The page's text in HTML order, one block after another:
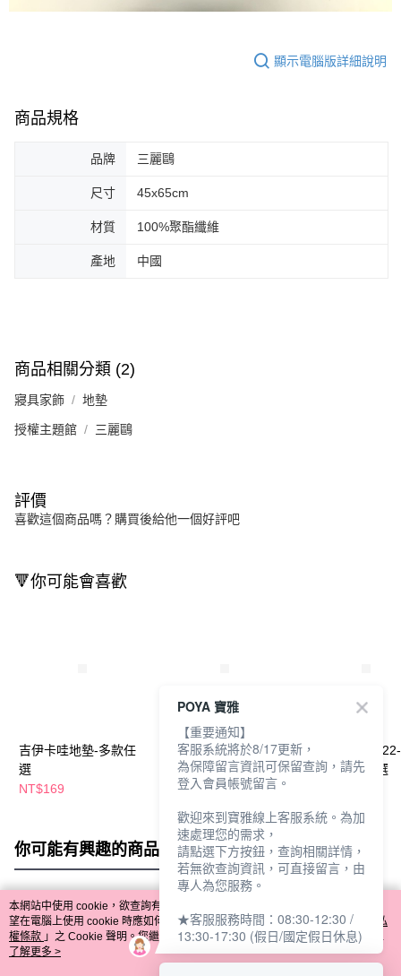
顯示電腦版詳細說明
商品規格
品牌 三麗鷗
尺寸 45x65cm
材質 100%聚酯纖維
產地 中國
商品相關分類 (2)
寢具家飾 地墊
授權主題館 三麗鷗
評價
喜歡這個商品嗎？購買後給他一個好評吧
🔻你可能會喜歡
吉伊卡哇地墊-多款任
選
NT$169
角落小夥伴地墊-3款任
NT$169
酷洛米少女襪-22-
26cm-多款任選
你可能有興趣的商品 全站排行
熱門標籤
本網站中使用 cookie，欲查詢有關本網站使用 cookie 方式之詳情，及若您不希
望在電腦上使用 cookie 時應如何變更電腦的 cookie 設定，請參閱本網站「
隱私
權條款 」之 Cookie 聲明。您繼續使用本網站即表示您同意本公司得按本網站使
用條款之 Cookie 聲明使用 cookie。
了解更多 >
POYA 寶雅
【重要通知】
客服系統將於8/17更新，
為保障留言資訊可保留查詢，請先
登入會員帳號留言。
歡迎來到寶雅線上客服系統。為加
速處理您的需求，
請點選下方按鈕，查詢相關詳情，
若無欲查詢資訊，可直接留言，由
專人為您服務。
★客服服務時間：08:30-12:30 /
13:30-17:30 (假日/國定假日休息)